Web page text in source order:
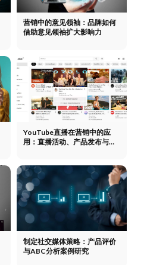
营销中的意见领袖：品牌如何
借助意见领袖扩大影响力
YouTube直播在营销中的应
用：直播活动、产品发布与社
制定社交媒体策略：产品评价
与ABC分析案例研究